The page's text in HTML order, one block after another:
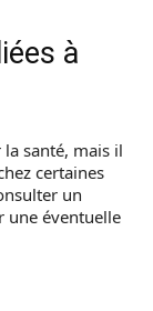
à
santé, mais il
certaines
un
une éventuelle